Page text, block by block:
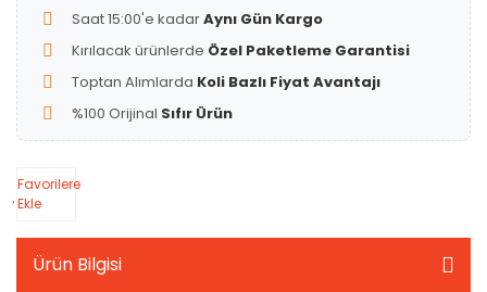
Saat 15:00'e kadarAynı Gün Kargo
Kırılacak ürünlerde Özel Paketleme Garantisi
Toptan Alımlarda Koli Bazlı Fiyat Avantajı
%100 Orijinal Sıfır Ürün
Favorilere
Ekle
Ürün Bilgisi